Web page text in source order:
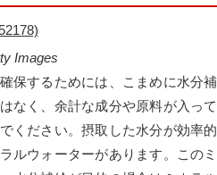
Images
保するためには、こまめに水分
なく、余計な成分や原料が入っ
ください。摂取した水分が効率
ルウォーターがあります。この